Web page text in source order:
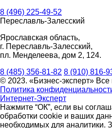
8 (496) 225-49-52
Переславль-Залесский
Ярославская область,
г. Переславль-Залесский,
пл. Менделеева, дом 2, 124.
8 (485) 356-81-82 8 (910) 816-
© 2023. «Бизнес-эксперт»
Политика
Интернет-Эксперт
Нажмите “ОК”, если вы
обработки cookie и ваших
необходимых для аналитики.